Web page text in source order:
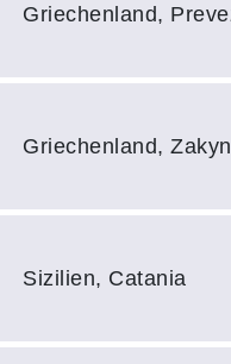
Griechenland,
Griechenland,
Sizilien, Catania